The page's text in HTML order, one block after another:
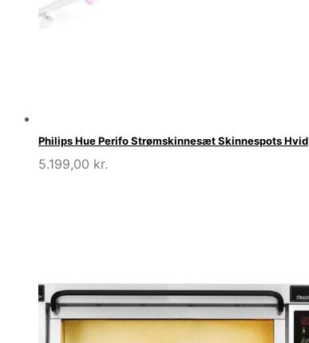
Philips Hue Perifo Strømskinnesæt Skinnespots Hvid
5.199,00 kr.